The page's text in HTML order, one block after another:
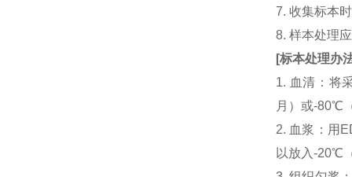
7. 收集标本
8. 样本处理
[标本处理办
1. 血清：将
月）或-80℃
2. 血浆：用
以放入-20℃